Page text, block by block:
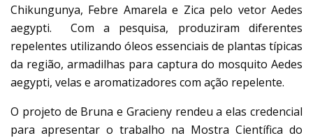
Chikungunya, Febre Amarela e Zica pelo vetor Aedes
aegypti. Com a pesquisa, produziram diferentes
repelentes utilizando óleos essenciais de plantas típicas
da região, armadilhas para captura do mosquito Aedes
aegypti, velas e aromatizadores com ação repelente.
O projeto de Bruna e Gracieny rendeu a elas credencial
para apresentar o trabalho na Mostra Científica do